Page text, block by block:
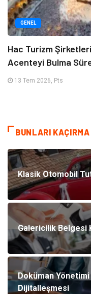
GENEL
Hac Turizm
Acenteyi Bulma
13 Tem 2026, Pts
BUNLARI KAÇIRMA
Klasik Otomobil
Galericilik Belgesi
Doküman Yönetimi
Dijitalleşmesi